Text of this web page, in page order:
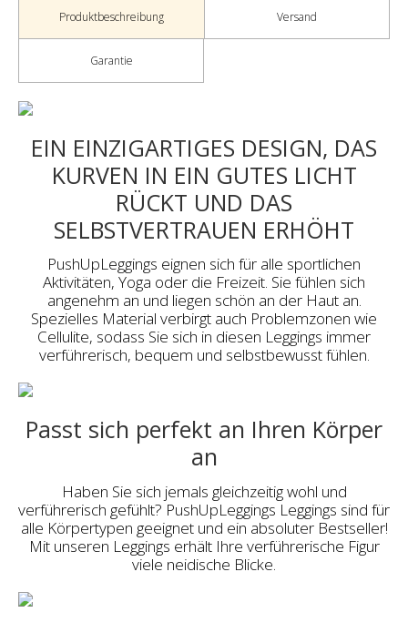
Produktbeschreibung Versand
Garantie
EIN EINZIGARTIGES DESIGN, DAS
KURVEN IN EIN GUTES LICHT
RÜCKT UND DAS
SELBSTVERTRAUEN ERHÖHT
PushUpLeggings eignen sich für alle sportlichen
Aktivitäten, Yoga oder die Freizeit. Sie fühlen sich
angenehm an und liegen schön an der Haut an.
Spezielles Material verbirgt auch Problemzonen wie
Cellulite, sodass Sie sich in diesen Leggings immer
verführerisch, bequem und selbstbewusst fühlen.
Passt sich perfekt an Ihren Körper
an
Haben Sie sich jemals gleichzeitig wohl und
verführerisch gefühlt? PushUpLeggings Leggings sind für
alle Körpertypen geeignet und ein absoluter Bestseller!
Mit unseren Leggings erhält Ihre verführerische Figur
viele neidische Blicke.